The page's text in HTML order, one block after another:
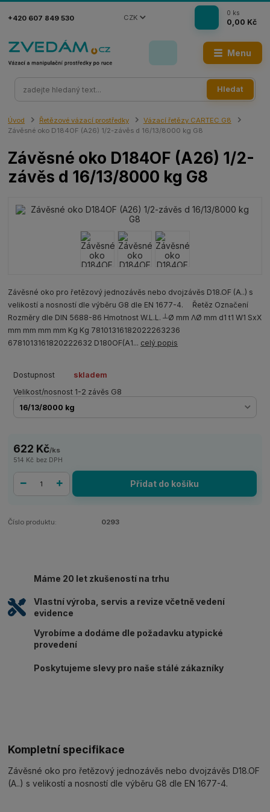
Menu
CZK
Hledat
+420 607 849 530
0 ks
0,00 Kč
Úvod Řetězové vázací prostředky
Vázací řetězy CARTEC G8
Závěsné oko D184OF (A26) 1/2-závěs d 16/13/8000 kg G8
Závěsné oko D184OF (A26) 1/2-
závěs d 16/13/8000 kg G8
Závěsné oko pro řetězový jednozávěs nebo dvojzávěs D18.OF (A..) s
velikostí a nosností dle výběru G8 dle EN 1677-4. Řetěz Označení
Rozměry dle DIN 5688-86 Hmotnost W.L.L. ┴Ø mm ΛØ mm d1 t1 W1 SxX
mm mm mm mm Kg Kg 78101316182022263236
6781013161820222632 D180OF(A1... celý popis
Dostupnost
skladem
Velikost/nosnost 1-2 závěs G8
622 Kč/ks
514 Kč bez DPH
Přidat do košíku
Číslo produktu: 0293
Máme 20 let zkušeností na trhu
Vlastní výroba, servis a revize včetně vedení
evidence
Vyrobíme a dodáme dle požadavku atypické
provedení
Poskytujeme slevy pro naše stálé zákazníky
Kompletní specifikace
Závěsné oko pro řetězový jednozávěs nebo dvojzávěs D18.OF
(A..) s velikostí a nosností dle výběru G8 dle EN 1677-4.